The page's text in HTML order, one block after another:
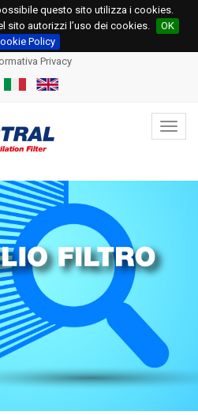
questo sito utilizza i cookies.
sito autorizzi l’uso dei cookies.
OK
Policy
+39 0331.534678
ordini@campi.eu
Privacy